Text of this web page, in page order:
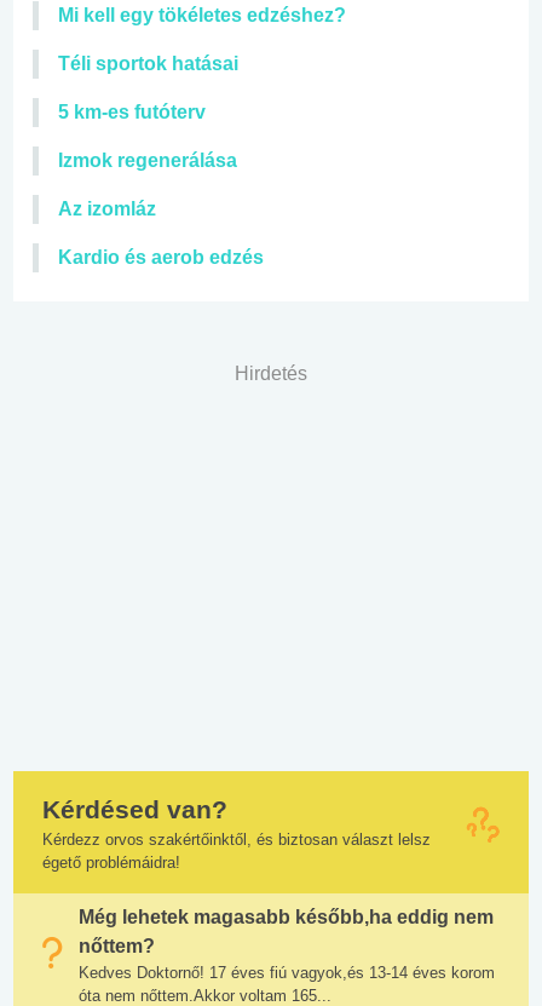
Mi kell egy tökéletes edzéshez?
Téli sportok hatásai
5 km-es futóterv
Izmok regenerálása
Az izomláz
Kardio és aerob edzés
Hirdetés
Kérdésed van?
Kérdezz orvos szakértőinktől, és biztosan választ lelsz
égető problémáidra!
Még lehetek magasabb később,ha eddig nem
nőttem?
Kedves Doktornő! 17 éves fiú vagyok,és 13-14 éves korom
óta nem nőttem.Akkor voltam 165...